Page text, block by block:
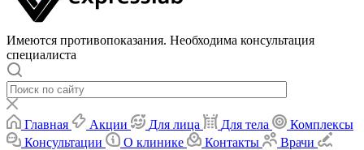
Имеются противопоказания. Необходима консультация
специалиста
Главная Акции Для лица Для тела
Комплексы
Консультации
О клинике Контакты
Врачи